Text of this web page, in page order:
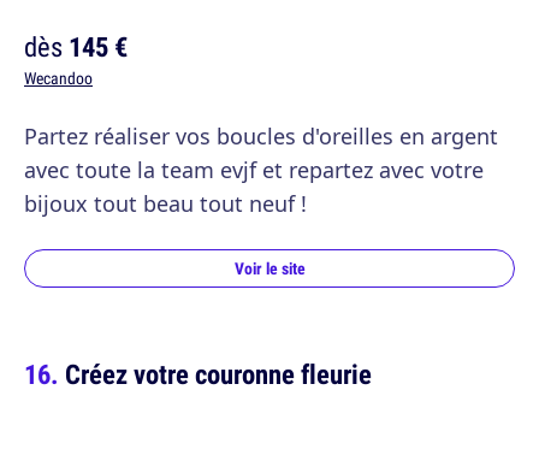
dès145 €
Wecandoo
Partez réaliser vos boucles d'oreilles en argent
avec toute la team evjf et repartez avec votre
bijoux tout beau tout neuf !
Voir le site
Créez votre couronne fleurie